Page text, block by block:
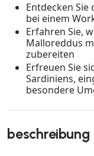
Entdecken
bei einem
Erfahren Sie,
Malloreddus
zubereiten
Erfreuen Sie
Sardiniens,
besondere
beschreibung